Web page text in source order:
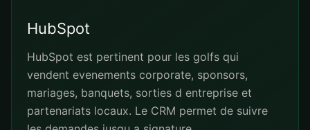
HubSpot
HubSpot est pertinent pour les golfs qui
vendent evenements corporate, sponsors,
mariages, banquets, sorties d entreprise et
partenariats locaux. Le CRM permet de suivre